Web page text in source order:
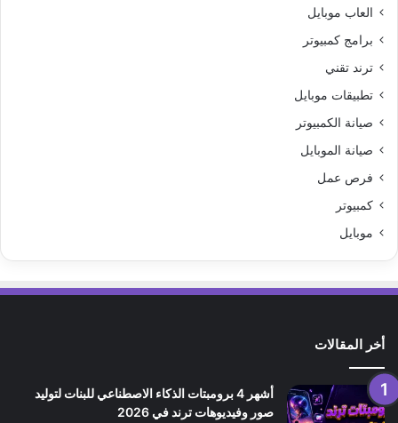
العاب موبايل
برامج كمبيوتر
ترند تقني
تطبيقات موبايل
صيانة الكمبيوتر
صيانة الموبايل
فرص عمل
كمبيوتر
موبايل
أخر المقالات
أشهر 4 برومبتات الذكاء الاصطناعي للبنات لتوليد
صور وفيديوهات ترند في 2026